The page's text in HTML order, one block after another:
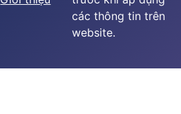
các thông tin trên
website.